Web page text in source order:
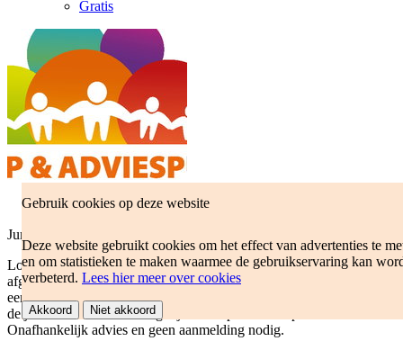
Gebruik cookies op deze website
Deze website gebruikt cookies om het effect van advertenties te
en om statistieken te maken waarmee de gebruikservaring kan
verbeterd. Lees hier meer over cookies
Akkoord Niet akkoord
Gratis
Juridische ondersteuning bij het Hulp & Adviespunt
Loop je vast op een toeslag die wordt stopgezet, een aanvraag die is
afgewezen of weet je niet welke regelingen je kunt aanvragen met
een laaginkomen, voor WMO of jeugdhulp. Dan kun je terecht bij
de juridische ondersteuning bij het Hulp & Adviespunt.
Onafhankelijk advies en geen aanmelding nodig.